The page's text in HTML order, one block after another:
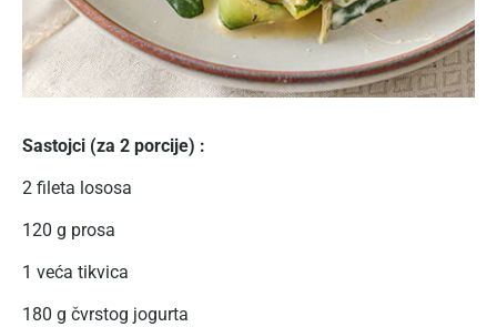
Sastojci (za 2 porcije) :
2 fileta lososa
120 g prosa
1 veća tikvica
180 g čvrstog jogurta